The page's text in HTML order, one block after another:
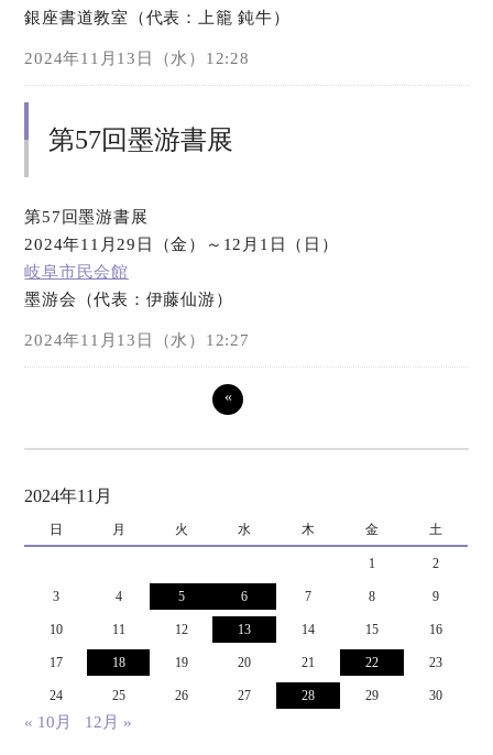
銀座書道教室（代表：上籠 鈍牛）
2024年11月13日（水）12:28
第57回墨游書展
第57回墨游書展
2024年11月29日（金）～12月1日（日）
岐阜市民会館
墨游会（代表：伊藤仙游）
2024年11月13日（水）12:27
«
2024年11月
日 月 火 水 木 金 土
1 2
3 4 5 6 7 8 9
10 11 12 13 14 15 16
17 18 19 20 21 22 23
24 25 26 27 28 29 30
« 10月 12月 »